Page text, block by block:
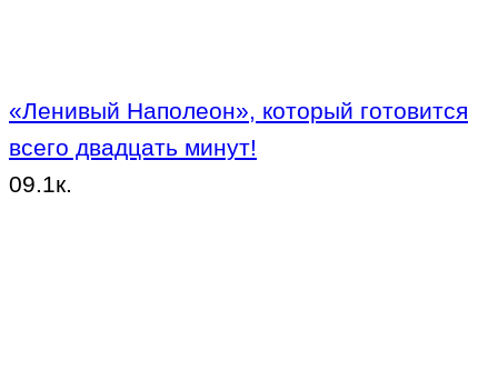
«Ленивый Наполеон», который готовится
всего двадцать минут!
09.1к.